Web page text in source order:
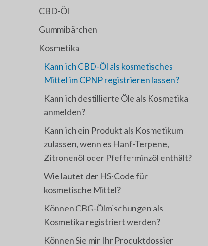
CBD-Öl
Gummibärchen
Kosmetika
Kann ich CBD-Öl als kosmetisches
Mittel im CPNP registrieren lassen?
Kann ich destillierte Öle als Kosmetika
anmelden?
Kann ich ein Produkt als Kosmetikum
zulassen, wenn es Hanf-Terpene,
Zitronenöl oder Pfefferminzöl enthält?
Wie lautet der HS-Code für
kosmetische Mittel?
Können CBG-Ölmischungen als
Kosmetika registriert werden?
Können Sie mir Ihr Produktdossier